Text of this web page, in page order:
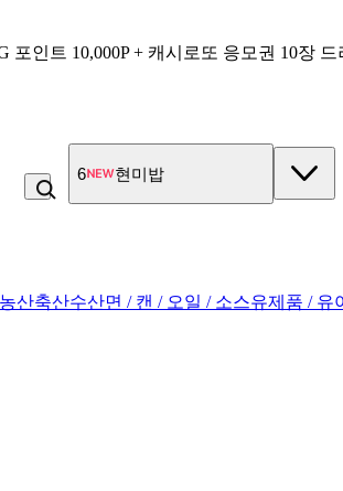
포인트 10,000P + 캐시로또 응모권 10장 드
7 고100 촉촉 고구마 스틱
농산축산수산면 / 캔 / 오일 / 소스유제품 / 유